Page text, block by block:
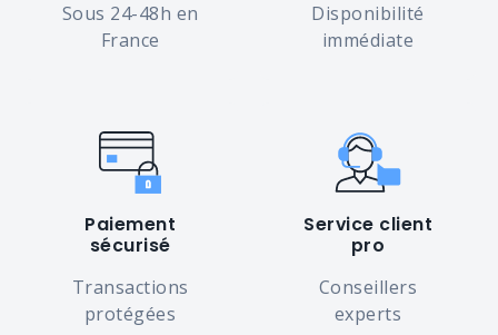
Sous 24-48h en
France
Disponibilité
immédiate
Paiement
sécurisé
Transactions
protégées
Service client
pro
Conseillers
experts